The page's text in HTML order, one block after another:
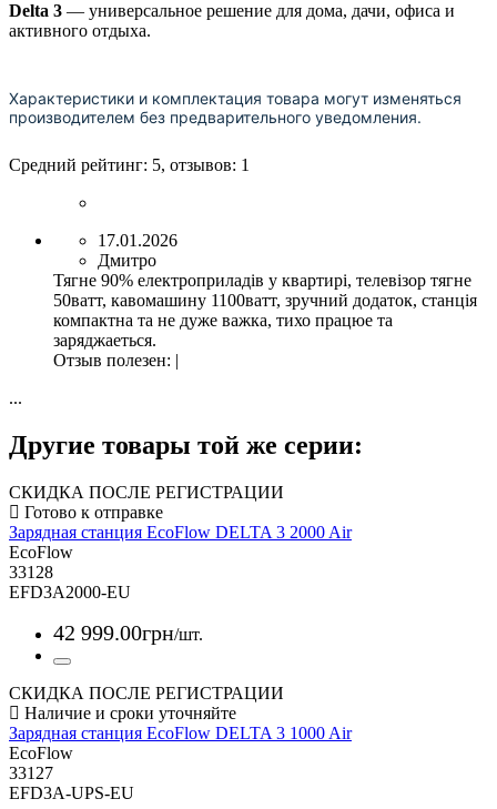
Delta 3 — универсальное решение для дома, дачи, офиса и
активного отдыха.
Характеристики и комплектация товара могут изменяться
производителем без предварительного уведомления.
Средний рейтинг: 5, отзывов: 1
17.01.2026
Дмитро
Тягне 90% електроприладів у квартирі, телевізор тягне
50ватт, кавомашину 1100ватт, зручний додаток, станція
компактна та не дуже важка, тихо працюе та
заряджаеться.
Отзыв полезен: |
...
Другие товары той же серии:
СКИДКА ПОСЛЕ РЕГИСТРАЦИИ
Зарядная станция EcoFlow DELTA 3 2000 Air
EcoFlow
33128
EFD3A2000-EU
42 999.00грн/шт.
СКИДКА ПОСЛЕ РЕГИСТРАЦИИ
Зарядная станция EcoFlow DELTA 3 1000 Air
EcoFlow
33127
EFD3A-UPS-EU